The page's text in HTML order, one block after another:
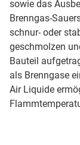
sowie das
Brenngas-
schnur- oder
geschmolzen
Bauteil
als Brenngase
Air Liquide